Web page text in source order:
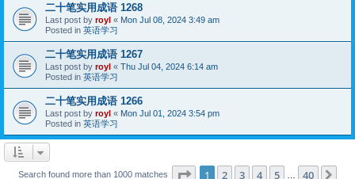
二十笔实用成语 1268
Last post by royl « Mon Jul 08, 2024 3:49 am
Posted in 英语学习
二十笔实用成语 1267
Last post by royl « Thu Jul 04, 2024 6:14 am
Posted in 英语学习
二十笔实用成语 1266
Last post by royl « Mon Jul 01, 2024 3:54 pm
Posted in 英语学习
Search found more than 1000 matches Page 1of 40
1 2 3 4 5 40